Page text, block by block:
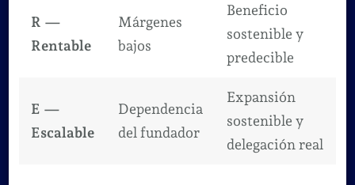
R —
Rentable
Márgenes
bajos
Beneficio
sostenible y
predecible
E —
Escalable
Dependencia
del fundador
Expansión
sostenible y
delegación real